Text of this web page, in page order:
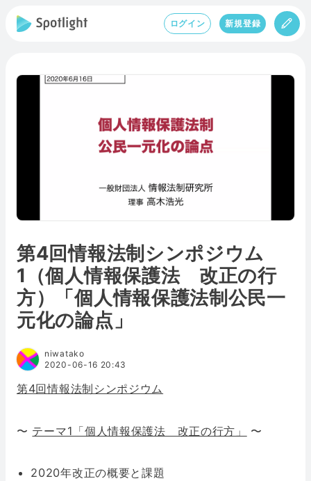
ログイン 新規登録
第4回情報法制シンポジウム
1（個人情報保護法 改正の行
方）「個人情報保護法制公民一
元化の論点」
niwatako
2020-06-16 20:43
第4回情報法制シンポジウム
〜 テーマ1「個人情報保護法 改正の行方」 〜
2020年改正の概要と課題